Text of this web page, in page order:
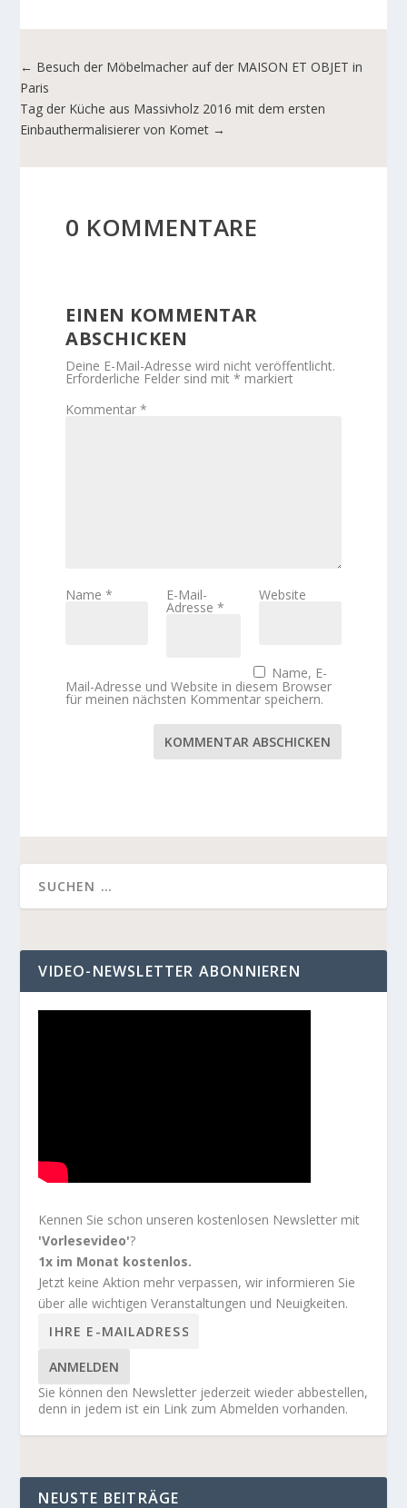
← Besuch der Möbelmacher auf der MAISON ET OBJET in
Paris
Tag der Küche aus Massivholz 2016 mit dem ersten
Einbauthermalisierer von Komet →
0 KOMMENTARE
EINEN KOMMENTAR
ABSCHICKEN
Deine E-Mail-Adresse wird nicht veröffentlicht.
Erforderliche Felder sind mit* markiert
Kommentar*
Name* E-Mail-
Adresse*
Website
Name, E-
Mail-Adresse und Website in diesem Browser
für meinen nächsten Kommentar speichern.
KOMMENTAR ABSCHICKEN
VIDEO-NEWSLETTER ABONNIEREN
Kennen Sie schon unseren kostenlosen Newsletter mit
'Vorlesevideo'?
1x im Monat kostenlos.
Jetzt keine Aktion mehr verpassen, wir informieren Sie
über alle wichtigen Veranstaltungen und Neuigkeiten.
ANMELDEN
Sie können den Newsletter jederzeit wieder abbestellen,
denn in jedem ist ein Link zum Abmelden vorhanden.
NEUSTE BEITRÄGE